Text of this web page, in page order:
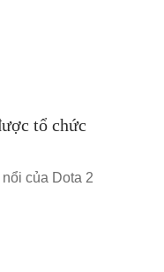
tổ chức
của Dota 2